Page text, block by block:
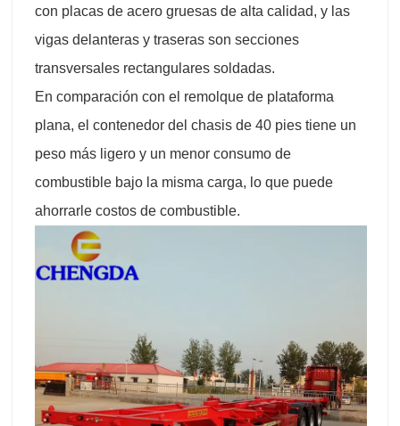
con placas de acero gruesas de alta calidad, y las
vigas delanteras y traseras son secciones
transversales rectangulares soldadas.
En comparación con el remolque de plataforma
plana, el contenedor del chasis de 40 pies tiene un
peso más ligero y un menor consumo de
combustible bajo la misma carga, lo que puede
ahorrarle costos de combustible.